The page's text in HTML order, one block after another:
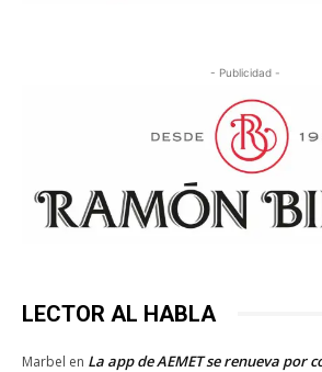
- Publicidad -
LECTOR AL HABLA
Marbel en La app de AEMET se renueva por